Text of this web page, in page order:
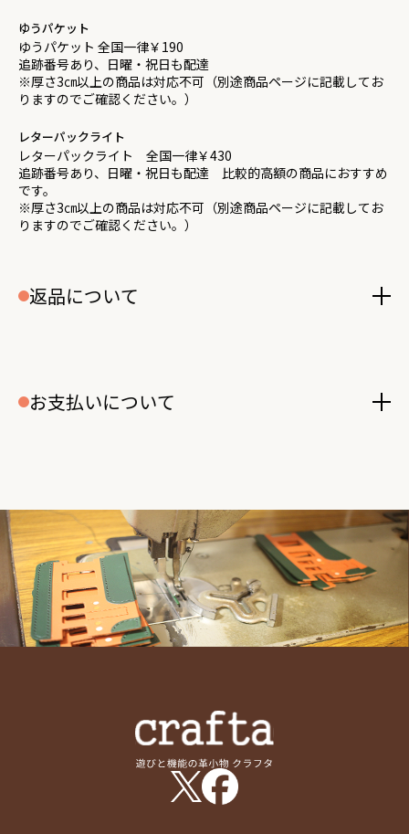
ゆうパケット
ゆうパケット 全国一律￥190
追跡番号あり、日曜・祝日も配達
※厚さ3㎝以上の商品は対応不可（別途商品ページに記載してお
りますのでご確認ください。）
レターパックライト
レターパックライト 全国一律￥430
追跡番号あり、日曜・祝日も配達 比較的高額の商品におすすめ
です。
※厚さ3㎝以上の商品は対応不可（別途商品ページに記載してお
りますのでご確認ください。）
返品について
お支払いについて